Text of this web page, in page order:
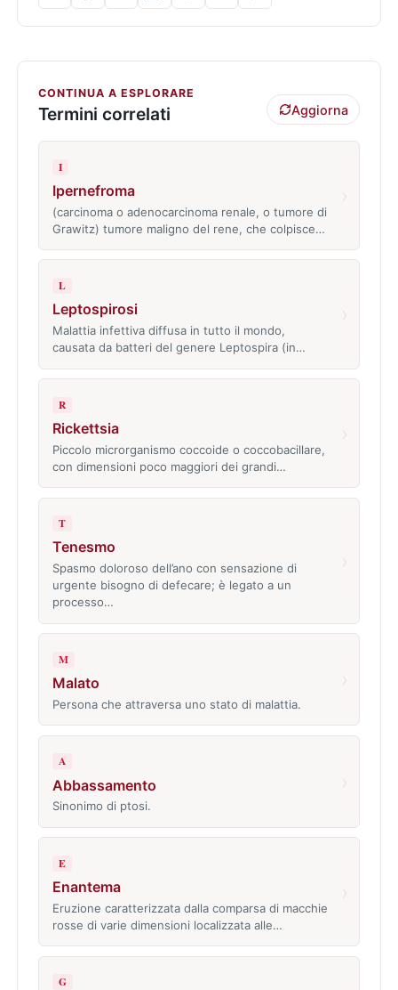
CONTINUA A ESPLORARE
Termini correlati Aggiorna
I
Ipernefroma
(carcinoma o adenocarcinoma renale, o tumore di
Grawitz) tumore maligno del rene, che colpisce…
L
Leptospirosi
Malattia infettiva diffusa in tutto il mondo,
causata da batteri del genere Leptospira (in…
R
Rickettsia
Piccolo microrganismo coccoide o coccobacillare,
con dimensioni poco maggiori dei grandi…
T
Tenesmo
Spasmo doloroso dell’ano con sensazione di
urgente bisogno di defecare; è legato a un
processo…
M
Malato
Persona che attraversa uno stato di malattia.
A
Abbassamento
Sinonimo di ptosi.
E
Enantema
Eruzione caratterizzata dalla comparsa di macchie
rosse di varie dimensioni localizzata alle…
G